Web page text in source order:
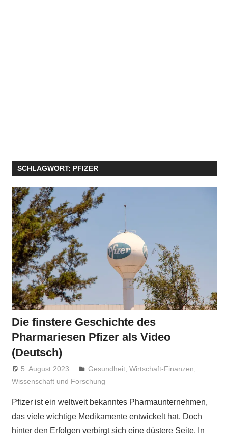
SCHLAGWORT: PFIZER
Die finstere Geschichte des
Pharmariesen Pfizer als Video
(Deutsch)
5. August 2023 Niki Vogt
Gesundheit,Wirtschaft-Finanzen,
Wissenschaft und Forschung
Pfizer ist ein weltweit bekanntes Pharmaunternehmen,
das viele wichtige Medikamente entwickelt hat. Doch
hinter den Erfolgen verbirgt sich eine düstere Seite. In